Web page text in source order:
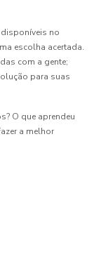
no
escolha acertada.
com a gente;
para suas
O que aprendeu
a melhor